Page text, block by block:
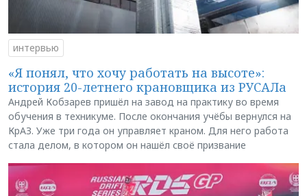
интервью
«Я понял, что хочу работать на высоте»:
история 20-летнего крановщика из РУСАЛа
Андрей Кобзарев пришёл на завод на практику во время
обучения в техникуме. После окончания учёбы вернулся на
КрАЗ. Уже три года он управляет краном. Для него работа
стала делом, в котором он нашёл своё призвание